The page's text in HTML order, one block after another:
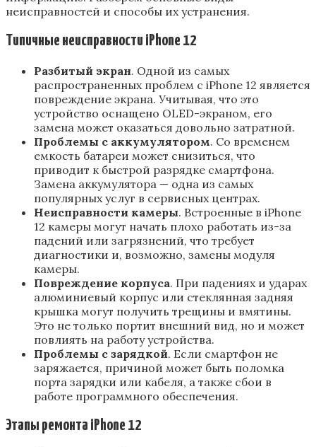
неисправностей и способы их устранения.
Типичные неисправности iPhone 12
Разбитый экран. Одной из самых
распространенных проблем с iPhone 12 является
повреждение экрана. Учитывая, что это
устройство оснащено OLED-экраном, его
замена может оказаться довольно затратной.
Проблемы с аккумулятором. Со временем
емкость батареи может снизиться, что
приводит к быстрой разрядке смартфона.
Замена аккумулятора — одна из самых
популярных услуг в сервисных центрах.
Неисправности камеры. Встроенные в iPhone
12 камеры могут начать плохо работать из-за
падений или загрязнений, что требует
диагностики и, возможно, замены модуля
камеры.
Повреждение корпуса. При падениях и ударах
алюминиевый корпус или стеклянная задняя
крышка могут получить трещины и вмятины.
Это не только портит внешний вид, но и может
повлиять на работу устройства.
Проблемы с зарядкой. Если смартфон не
заряжается, причиной может быть поломка
порта зарядки или кабеля, а также сбои в
работе программного обеспечения.
Этапы ремонта iPhone 12